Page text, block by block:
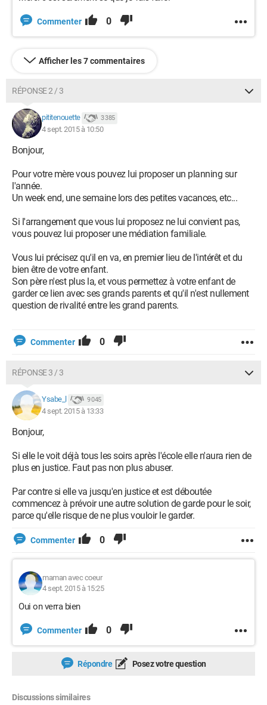
Commenter 0
Afficher les 7 commentaires
RÉPONSE 2 / 3
pititenouette 3 385
4 sept. 2015 à 10:50
Bonjour,
Pour votre mère vous pouvez lui proposer un planning sur
l'année.
Un week end, une semaine lors des petites vacances, etc...
Si l'arrangement que vous lui proposez ne lui convient pas,
vous pouvez lui proposer une médiation familiale.
Vous lui précisez qu'il en va, en premier lieu de l'intérêt et du
bien être de votre enfant.
Son père n'est plus la, et vous permettez à votre enfant de
garder ce lien avec ses grands parents et qu'il n'est nullement
question de rivalité entre les grand parents.
Commenter 0
RÉPONSE 3 / 3
Ysabe_l 9 045
4 sept. 2015 à 13:33
Bonjour,
Si elle le voit déjà tous les soirs après l'école elle n'aura rien de
plus en justice. Faut pas non plus abuser.
Par contre si elle va jusqu'en justice et est déboutée
commencez à prévoir une autre solution de garde pour le soir,
parce qu'elle risque de ne plus vouloir le garder.
Commenter 0
maman avec coeur
4 sept. 2015 à 15:25
Oui on verra bien
Commenter 0
Répondre Posez votre question
Discussions similaires